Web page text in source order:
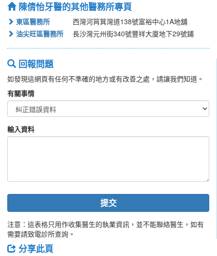
陳倩怡牙醫的其他醫務所專頁
東區醫務所
西灣河筲箕灣道138號富裕中心1A地舖
油尖旺區醫務所
長沙灣元州街340號豐祥大廈地下29號鋪
回報問題
如發現這網頁有任何不準確的地方或有改善之處，請讓我們知道。
有關事情
輸入資料
提交
注意：這表格只用作收集醫生的執業資訊，並不能聯絡醫生。如有
需要請致電診所查詢。
分享此頁